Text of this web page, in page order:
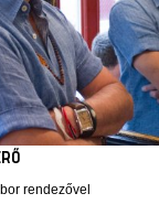
rendezővel